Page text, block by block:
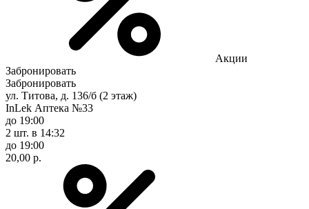
Акции
Забронировать
Забронировать
ул. Титова, д. 136/б (2 этаж)
InLek Аптека №33
до 19:00
2 шт. в 14:32
до 19:00
20,00 р.